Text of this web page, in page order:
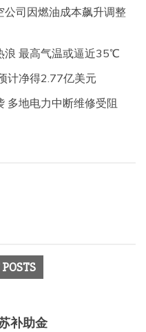
司因燃油成本飙升调整
浪 最高气温或逼近35℃
计净得2.77亿美元
多地电力中断维修受阻
补助金